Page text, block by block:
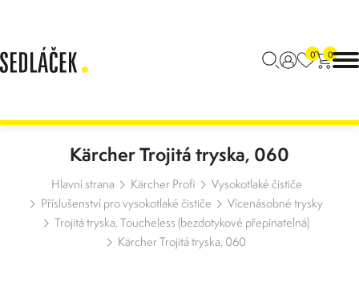
0 0
Kärcher Trojitá tryska, 060
Hlavní strana Kärcher Profi
Vysokotlaké čističe
Příslušenství pro vysokotlaké čističe
Vícenásobné trysky
Trojitá tryska, Toucheless (bezdotykové přepínatelná)
Kärcher Trojitá tryska, 060